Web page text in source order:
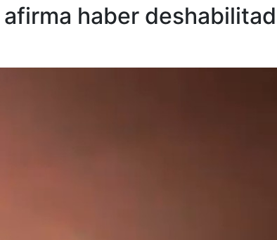
haber